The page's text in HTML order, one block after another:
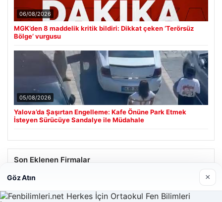
06/08/2026
MGK’den 8 maddelik kritik bildiri: Dikkat çeken ‘Terörsüz
Bölge’ vurgusu
05/08/2026
Yalova’da Şaşırtan Engelleme: Kafe Önüne Park Etmek
İsteyen Sürücüye Sandalye ile Müdahale
Son Eklenen Firmalar
Göz Atın ×